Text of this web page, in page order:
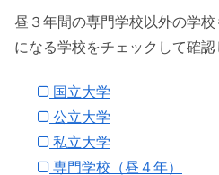
昼３年間の専門学校以外の学
になる学校をチェックして確認
国立大学
公立大学
私立大学
専門学校（昼４年）